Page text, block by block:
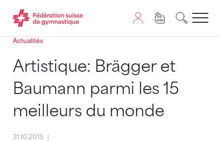
Passer au contenu
Naviguer vers le plan du siten
JavaScript est nécessaire pour naviguer sur ce site.
Actualités
Artistique: Brägger et
Baumann parmi les 15
meilleurs du monde
31.10.2015